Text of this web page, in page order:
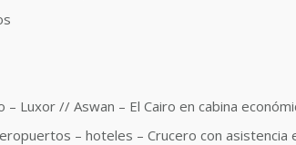
Luxor // Aswan – El Cairo en cabina
– hoteles – Crucero con asistencia